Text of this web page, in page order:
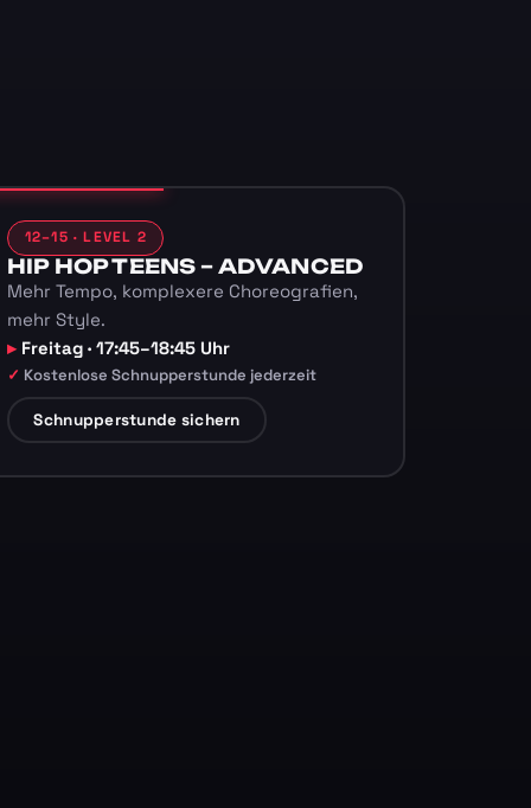
12–15 · LEVEL 2
HIP HOP TEENS – ADVANCED
Mehr Tempo, komplexere Choreografien,
mehr Style.
Freitag · 17:45–18:45 Uhr
Kostenlose Schnupperstunde jederzeit
Schnupperstunde sichern